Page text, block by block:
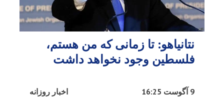
نتانیاهو: تا زمانی که من هستم،
فلسطین وجود نخواهد داشت
اخبار روزانه 9 آگوست 16:25